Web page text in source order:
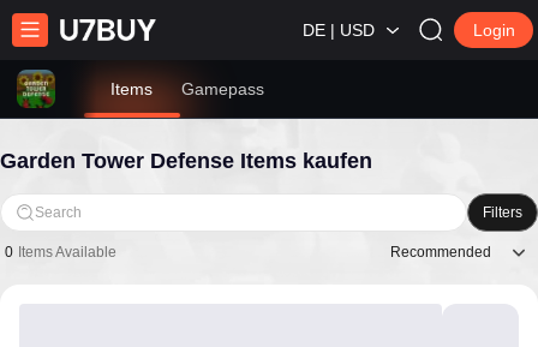
DE | USD Login
Items Gamepass
Garden Tower Defense Items kaufen
Search Filters
0 Items Available Recommended